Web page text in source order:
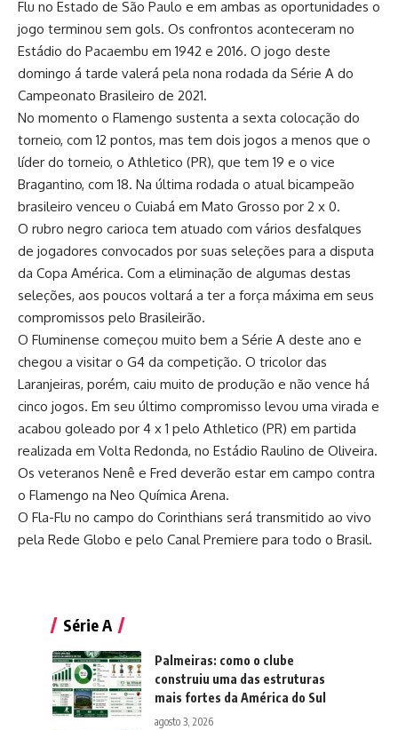
Flu no Estado de São Paulo e em ambas as oportunidades o
jogo terminou sem gols. Os confrontos aconteceram no
Estádio do Pacaembu em 1942 e 2016. O jogo deste
domingo á tarde valerá pela nona rodada da Série A do
Campeonato Brasileiro de 2021.
No momento o Flamengo sustenta a sexta colocação do
torneio, com 12 pontos, mas tem dois jogos a menos que o
líder do torneio, o Athletico (PR), que tem 19 e o vice
Bragantino, com 18. Na última rodada o atual bicampeão
brasileiro venceu o Cuiabá em Mato Grosso por 2 x 0.
O rubro negro carioca tem atuado com vários desfalques
de jogadores convocados por suas seleções para a disputa
da Copa América. Com a eliminação de algumas destas
seleções, aos poucos voltará a ter a força máxima em seus
compromissos pelo Brasileirão.
O Fluminense começou muito bem a Série A deste ano e
chegou a visitar o G4 da competição. O tricolor das
Laranjeiras, porém, caiu muito de produção e não vence há
cinco jogos. Em seu último compromisso levou uma virada e
acabou goleado por 4 x 1 pelo Athletico (PR) em partida
realizada em Volta Redonda, no Estádio Raulino de Oliveira.
Os veteranos Nenê e Fred deverão estar em campo contra
o Flamengo na Neo Química Arena.
O Fla-Flu no campo do Corinthians será transmitido ao vivo
pela Rede Globo e pelo Canal Premiere para todo o Brasil.
Série A
Palmeiras: como o clube
construiu uma das estruturas
mais fortes da América do Sul
agosto 3, 2026